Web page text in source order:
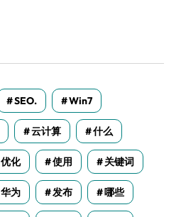
SEO. Win7
云计算 什么
优化 使用 关键词
华为 发布 哪些